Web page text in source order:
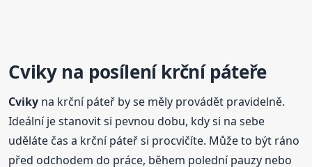
Cvikyna posílení krční páteře
Cviky na krční páteř by se měly provádět pravidelně.
Ideální je stanovit si pevnou dobu, kdy si na sebe
uděláte čas a krční páteř si procvičíte. Může to být ráno
před odchodem do práce, během polední pauzy nebo